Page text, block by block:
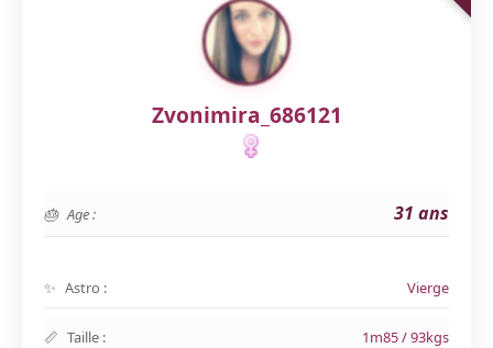
Zvonimira_686121
Age : 31 ans
Astro : Vierge
Taille : 1m85 / 93kgs